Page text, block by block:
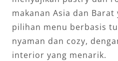
makanan Asia dan
pilihan menu berbasis
nyaman dan cozy,
interior yang menarik.